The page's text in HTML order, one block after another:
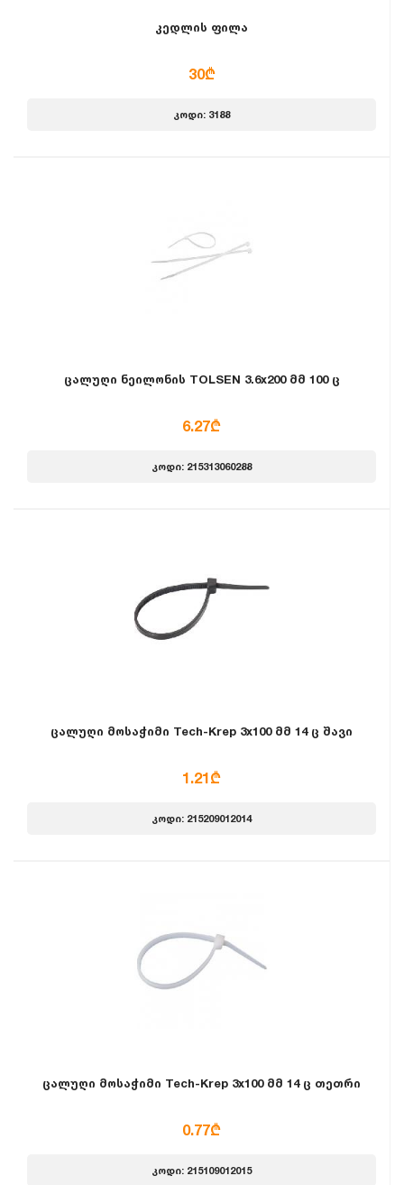
კედლის ფილა
30₾
კოდი: 3188
ცალუღი ნეილონის TOLSEN 3.6x200 მმ 100 ც
6.27₾
კოდი: 215313060288
ცალუღი მოსაჭიმი Tech-Krep 3x100 მმ 14 ც შავი
1.21₾
კოდი: 215209012014
ცალუღი მოსაჭიმი Tech-Krep 3x100 მმ 14 ც თეთრი
0.77₾
კოდი: 215109012015